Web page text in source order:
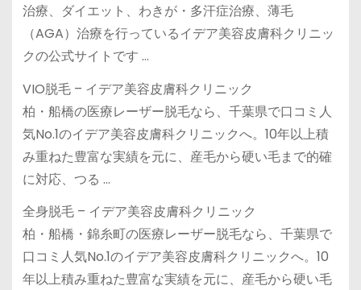
治療、ダイエット、わきが・多汗症治療、薄毛
（AGA）治療を行っているイデア美容皮膚科クリニッ
クの公式サイトです …
VIO脱毛 – イデア美容皮膚科クリニック
柏・船橋の医療レーザー脱毛なら、千葉県で口コミ人
気No.1のイデア美容皮膚科クリニックへ。10年以上積
み重ねた豊富な実績を元に、産毛から硬い毛まで的確
に対応、つる …
全身脱毛 – イデア美容皮膚科クリニック
柏・船橋・錦糸町の医療レーザー脱毛なら、千葉県で
口コミ人気No.1のイデア美容皮膚科クリニックへ。10
年以上積み重ねた豊富な実績を元に、産毛から硬い毛